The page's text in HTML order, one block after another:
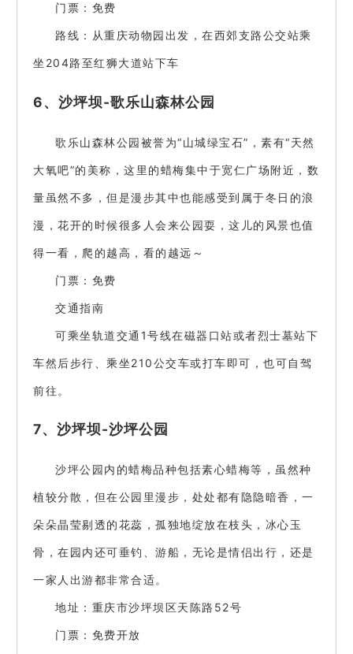
门票：免费
路线：从重庆动物园出发，在西郊支路公交站乘
坐204路至红狮大道站下车
6、沙坪坝-歌乐山森林公园
歌乐山森林公园被誉为“山城绿宝石”，素有“天然
大氧吧”的美称，这里的蜡梅集中于宽仁广场附近，数
量虽然不多，但是漫步其中也能感受到属于冬日的浪
漫，花开的时候很多人会来公园耍，这儿的风景也值
得一看，爬的越高，看的越远～
门票：免费
交通指南
可乘坐轨道交通1号线在磁器口站或者烈士墓站下
车然后步行、乘坐210公交车或打车即可，也可自驾
前往。
7、沙坪坝-沙坪公园
沙坪公园内的蜡梅品种包括素心蜡梅等，虽然种
植较分散，但在公园里漫步，处处都有隐隐暗香，一
朵朵晶莹剔透的花蕊，孤独地绽放在枝头，冰心玉
骨，在园内还可垂钓、游船，无论是情侣出行，还是
一家人出游都非常合适。
地址：重庆市沙坪坝区天陈路52号
门票：免费开放